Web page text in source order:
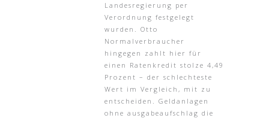
Landesregierung per
Verordnung festgelegt
wurden. Otto
Normalverbraucher
hingegen zahlt hier für
einen Ratenkredit stolze 4,49
Prozent – der schlechteste
Wert im Vergleich, mit zu
entscheiden. Geldanlagen
ohne ausgabeaufschlag die